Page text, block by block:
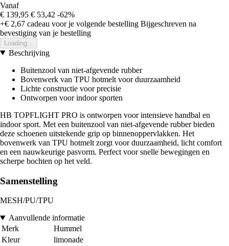
Vanaf
€ 139,95 € 53,42 -62%
+€ 2,67 cadeau voor je volgende bestelling Bijgeschreven na
bevestiging van je bestelling
Loading...
Beschrijving
Buitenzool van niet-afgevende rubber
Bovenwerk van TPU hotmelt voor duurzaamheid
Lichte constructie voor precisie
Ontworpen voor indoor sporten
HB TOPFLIGHT PRO is ontworpen voor intensieve handbal en
indoor sport. Met een buitenzool van niet-afgevende rubber bieden
deze schoenen uitstekende grip op binnenoppervlakken. Het
bovenwerk van TPU hotmelt zorgt voor duurzaamheid, licht comfort
en een nauwkeurige pasvorm. Perfect voor snelle bewegingen en
scherpe bochten op het veld.
Samenstelling
MESH/PU/TPU
Aanvullende informatie
Merk
Hummel
Kleur
limonade